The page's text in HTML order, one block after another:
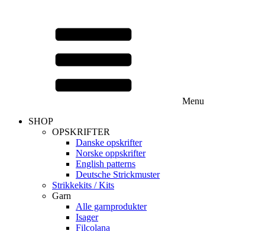
Menu
SHOP
OPSKRIFTER
Danske opskrifter
Norske oppskrifter
English patterns
Deutsche Strickmuster
Strikkekits / Kits
Garn
Alle garnprodukter
Isager
Filcolana